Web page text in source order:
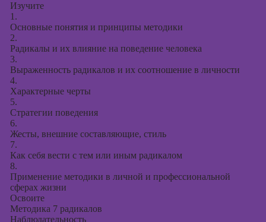
Изучите
1.
Основные понятия и принципы методики
2.
Радикалы и их влияние на поведение человека
3.
Выраженность радикалов и их соотношение в личности
4.
Характерные черты
5.
Стратегии поведения
6.
Жесты, внешние составляющие, стиль
7.
Как себя вести с тем или иным радикалом
8.
Применение методики в личной и профессиональной
сферах жизни
Освоите
Методика 7 радикалов
Наблюдательность